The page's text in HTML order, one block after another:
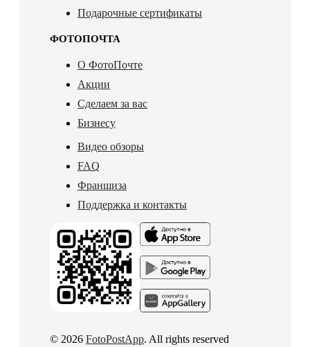
Подарочные сертификаты
ФОТОПОЧТА
О ФотоПочте
Акции
Сделаем за вас
Бизнесу
Видео обзоры
FAQ
Франшиза
Поддержка и контакты
© 2026 FotoPostApp. All rights reserved